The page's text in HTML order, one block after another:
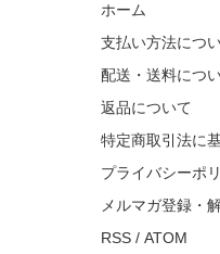
ホーム
支払い方法につ
配送・送料につ
返品について
特定商取引法に
プライバシーポ
メルマガ登録・
RSS / ATOM